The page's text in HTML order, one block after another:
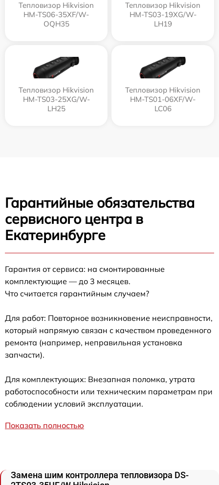
Тепловизор Hikvision
HM-TS06-35XF/W-
OQH35
Тепловизор Hikvision
HM-TS03-19XG/W-
LH19
Тепловизор Hikvision
HM-TS03-25XG/W-
LH25
Тепловизор Hikvision
HM-TS01-06XF/W-
LC06
Гарантийные обязательства
сервисного центра в
Екатеринбурге
Гарантия от сервиса: на смонтированные
комплектующие — до 3 месяцев.
Что считается гарантийным случаем?
Для работ: Повторное возникновение неисправности,
который напрямую связан с качеством проведенного
ремонта (например, неправильная установка
запчасти).
Для комплектующих: Внезапная поломка, утрата
работоспособности или техническим параметрам при
соблюдении условий эксплуатации.
Показать полностью
Замена шим контроллера тепловизора DS-